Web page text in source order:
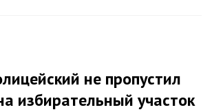
не пропустил
избирательный участок